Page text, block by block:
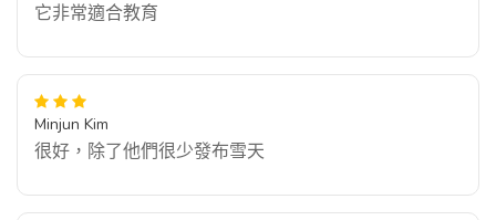
它非常適合教育
Minjun Kim
很好，除了他們很少發布雪天